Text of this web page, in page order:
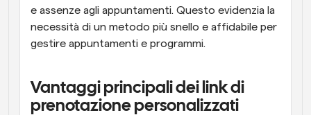
e assenze agli appuntamenti. Questo evidenzia la
necessità di un metodo più snello e affidabile per
gestire appuntamenti e programmi.
Vantaggi principali dei link di
prenotazione personalizzati